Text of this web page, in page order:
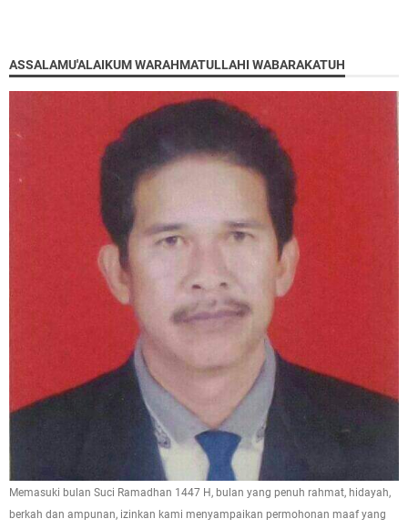
ASSALAMU'ALAIKUM WARAHMATULLAHI WABARAKATUH
Memasuki bulan Suci Ramadhan 1447 H, bulan yang penuh rahmat, hidayah,
berkah dan ampunan, izinkan kami menyampaikan permohonan maaf yang